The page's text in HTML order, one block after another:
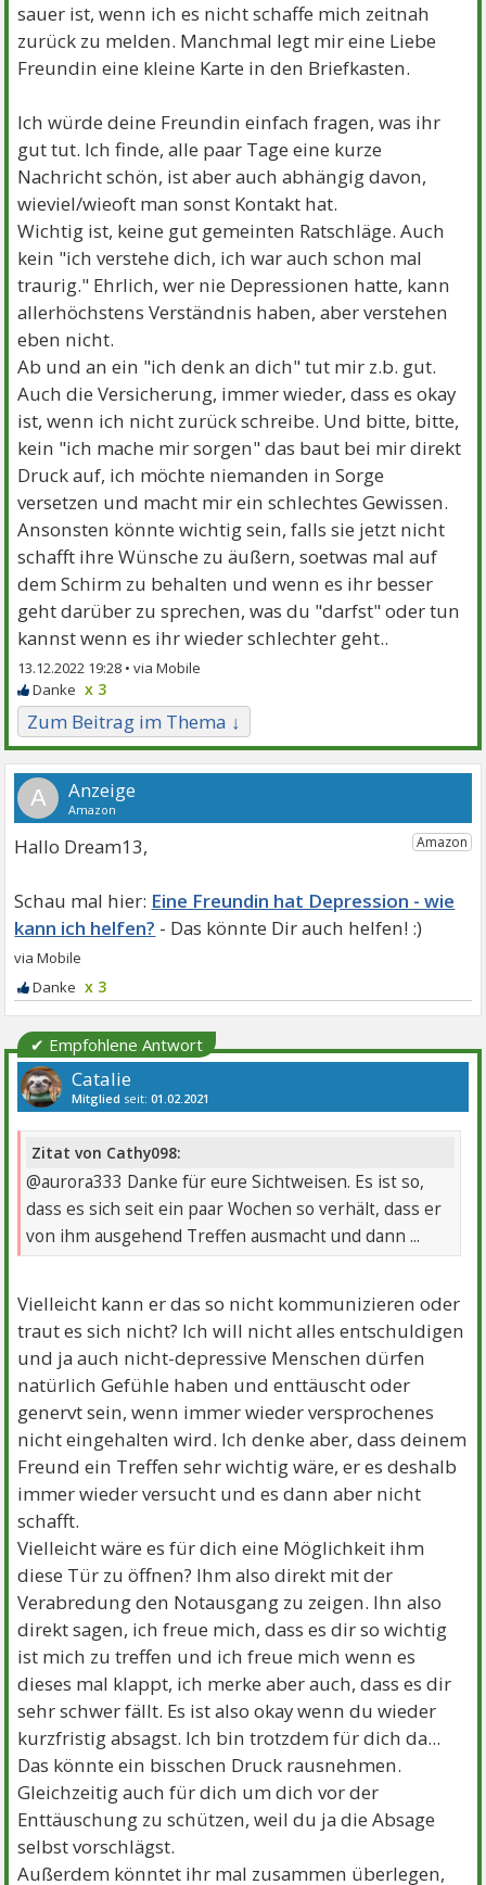
sauer ist, wenn ich es nicht schaffe mich zeitnah
zurück zu melden. Manchmal legt mir eine Liebe
Freundin eine kleine Karte in den Briefkasten.
Ich würde deine Freundin einfach fragen, was ihr
gut tut. Ich finde, alle paar Tage eine kurze
Nachricht schön, ist aber auch abhängig davon,
wieviel/wieoft man sonst Kontakt hat.
Wichtig ist, keine gut gemeinten Ratschläge. Auch
kein "ich verstehe dich, ich war auch schon mal
traurig." Ehrlich, wer nie Depressionen hatte, kann
allerhöchstens Verständnis haben, aber verstehen
eben nicht.
Ab und an ein "ich denk an dich" tut mir z.b. gut.
Auch die Versicherung, immer wieder, dass es okay
ist, wenn ich nicht zurück schreibe. Und bitte, bitte,
kein "ich mache mir sorgen" das baut bei mir direkt
Druck auf, ich möchte niemanden in Sorge
versetzen und macht mir ein schlechtes Gewissen.
Ansonsten könnte wichtig sein, falls sie jetzt nicht
schafft ihre Wünsche zu äußern, soetwas mal auf
dem Schirm zu behalten und wenn es ihr besser
geht darüber zu sprechen, was du "darfst" oder tun
kannst wenn es ihr wieder schlechter geht..
13.12.2022 19:28 •
x 3
Zum Beitrag im Thema ↓
A
Hallo Dream13,
Eine Freundin hat Depression - wie
kann ich helfen?
x 3
✔ Empfohlene Antwort
Catalie
Mitglied seit:01.02.2021
Zitat von Cathy098:
@aurora333 Danke für eure Sichtweisen. Es ist so,
dass es sich seit ein paar Wochen so verhält, dass er
von ihm ausgehend Treffen ausmacht und dann ...
Vielleicht kann er das so nicht kommunizieren oder
traut es sich nicht? Ich will nicht alles entschuldigen
und ja auch nicht-depressive Menschen dürfen
natürlich Gefühle haben und enttäuscht oder
genervt sein, wenn immer wieder versprochenes
nicht eingehalten wird. Ich denke aber, dass deinem
Freund ein Treffen sehr wichtig wäre, er es deshalb
immer wieder versucht und es dann aber nicht
schafft.
Vielleicht wäre es für dich eine Möglichkeit ihm
diese Tür zu öffnen? Ihm also direkt mit der
Verabredung den Notausgang zu zeigen. Ihn also
direkt sagen, ich freue mich, dass es dir so wichtig
ist mich zu treffen und ich freue mich wenn es
dieses mal klappt, ich merke aber auch, dass es dir
sehr schwer fällt. Es ist also okay wenn du wieder
kurzfristig absagst. Ich bin trotzdem für dich da...
Das könnte ein bisschen Druck rausnehmen.
Gleichzeitig auch für dich um dich vor der
Enttäuschung zu schützen, weil du ja die Absage
selbst vorschlägst.
Außerdem könntet ihr mal zusammen überlegen,